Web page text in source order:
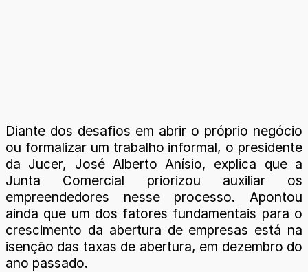
Diante dos desafios em abrir o próprio negócio
ou formalizar um trabalho informal, o presidente
da Jucer, José Alberto Anísio, explica que a
Junta Comercial priorizou auxiliar os
empreendedores nesse processo. Apontou
ainda que um dos fatores fundamentais para o
crescimento da abertura de empresas está na
isenção das taxas de abertura, em dezembro do
ano passado.